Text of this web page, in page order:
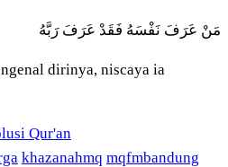
مَنْ عَرَفَ نَفْسَهُ فَقَدْ عَرَفَ رَبَّهُ
dirinya, niscaya ia
Qur'an
khazanahmq mqfmbandung